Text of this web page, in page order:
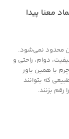
معنا پیدا
محدود نمی‌شود.
دوام، راحتی و
با همین باور
که بتوانند
رقم بزنند.